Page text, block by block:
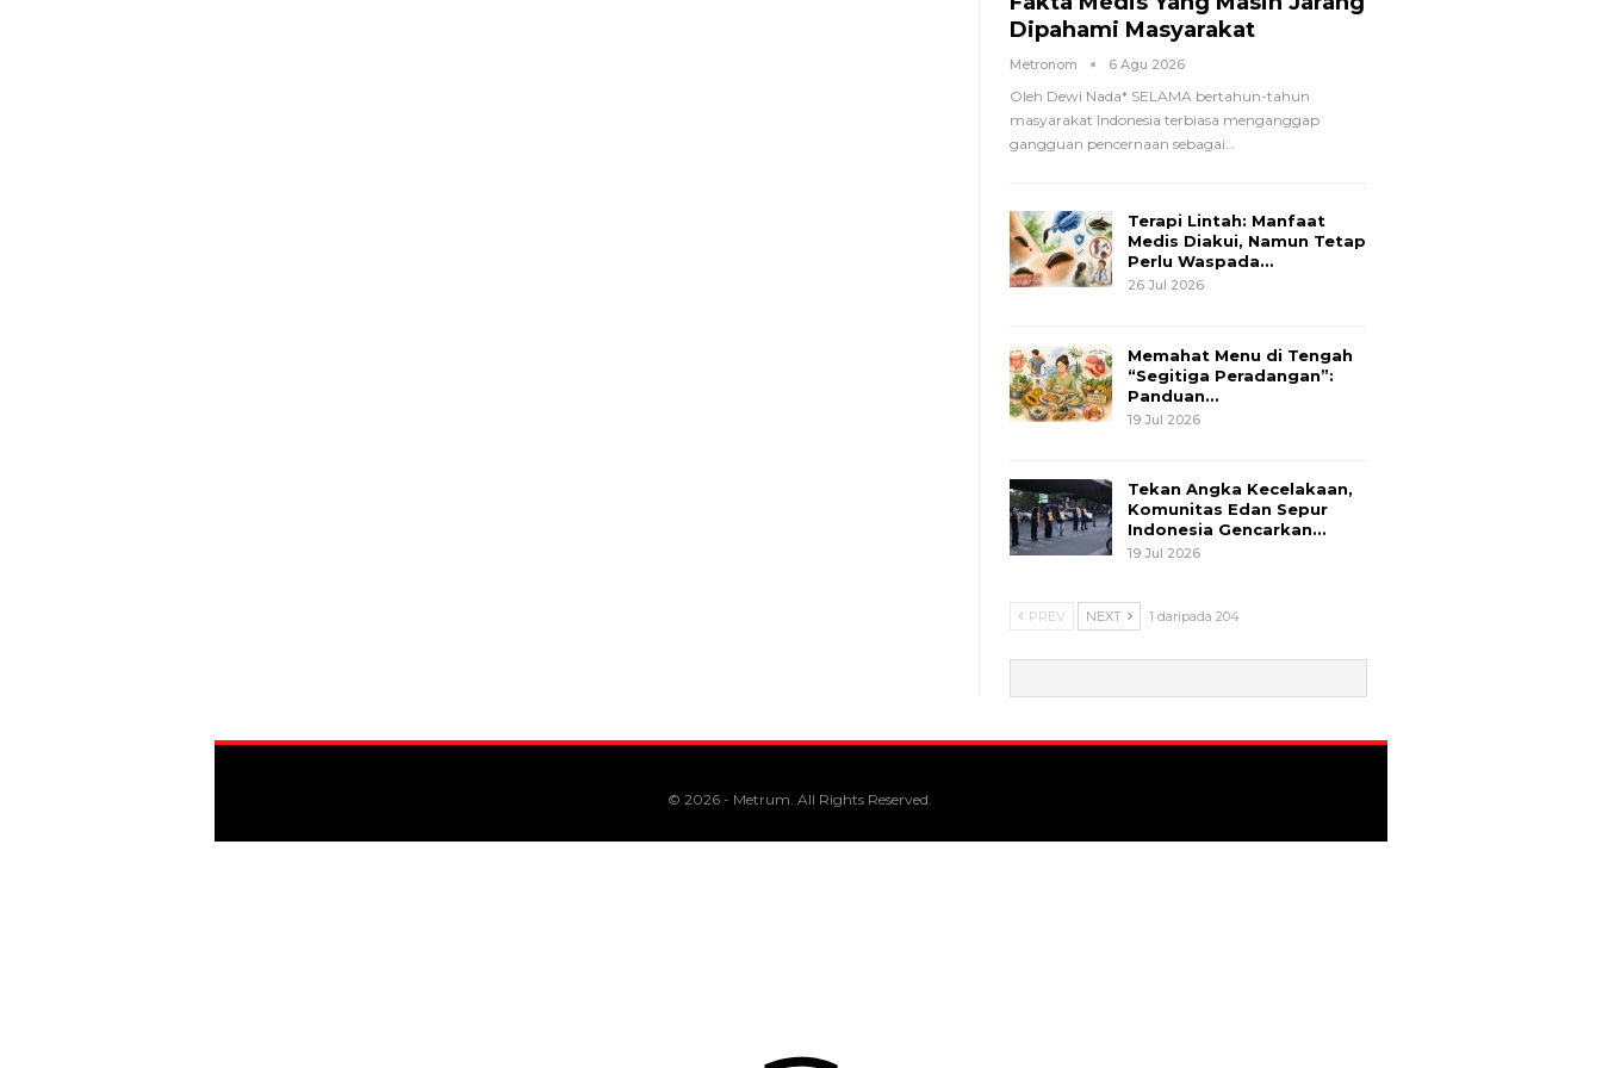
Dipahami Masyarakat
Metronom 6 Agu 2026
Oleh Dewi Nada* SELAMA bertahun-tahun
masyarakat Indonesia terbiasa menganggap
gangguan pencernaan sebagai…
Terapi Lintah: Manfaat
Medis Diakui, Namun Tetap
Perlu Waspada…
26 Jul 2026
Memahat Menu di Tengah
“Segitiga Peradangan”:
Panduan…
19 Jul 2026
Tekan Angka Kecelakaan,
Komunitas Edan Sepur
Indonesia Gencarkan…
19 Jul 2026
PREV NEXT 1 daripada 204
© 2026 - Metrum. All Rights Reserved.